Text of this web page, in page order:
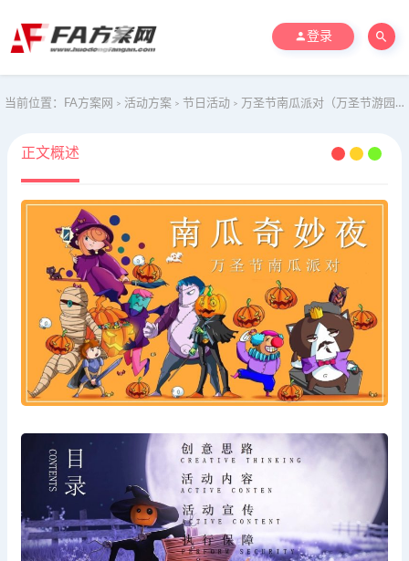
登录
当前位置： FA方案网 > 活动方案 > 节日活动 > 万圣节南瓜派对（万圣节游园会，南瓜奇妙夜，万圣节夜游园）
正文概述